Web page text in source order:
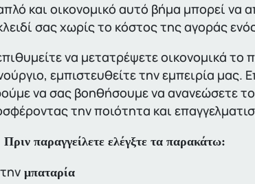
και οικονομικό αυτό βήμα μπορεί να
σας χωρίς το κόστος της αγοράς
να μετατρέψετε οικονομικά το
εμπιστευθείτε την εμπειρία
να σας βοηθήσουμε να ανανεώσετε
την ποιότητα και
Πριν παραγγείλετε ελέγξτε τα παρακάτω:
μπαταρία